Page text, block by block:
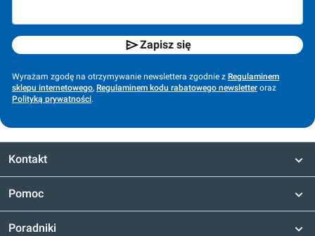
Zapisz się
Wyrażam zgodę na otrzymywanie newslettera zgodnie z Regulaminem
sklepu internetowego, Regulaminem kodu rabatowego newsletter oraz
Polityką prywatności.
Kontakt
Pomoc
Poradniki